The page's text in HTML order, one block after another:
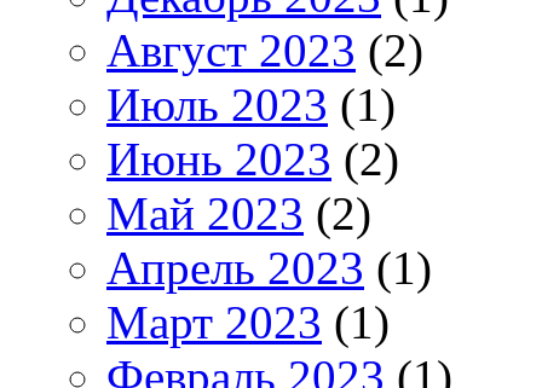
Август 2023 (2)
Июль 2023 (1)
Июнь 2023 (2)
Май 2023 (2)
Апрель 2023 (1)
Март 2023 (1)
Февраль 2023 (1)